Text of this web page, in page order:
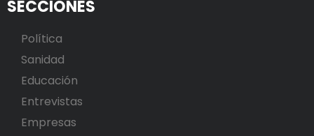
SECCIONES
Política
Sanidad
Educación
Entrevistas
Empresas